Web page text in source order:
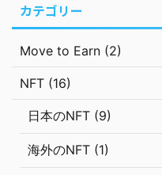
カテゴリー
Move to Earn (2)
NFT (16)
日本のNFT (9)
海外のNFT (1)